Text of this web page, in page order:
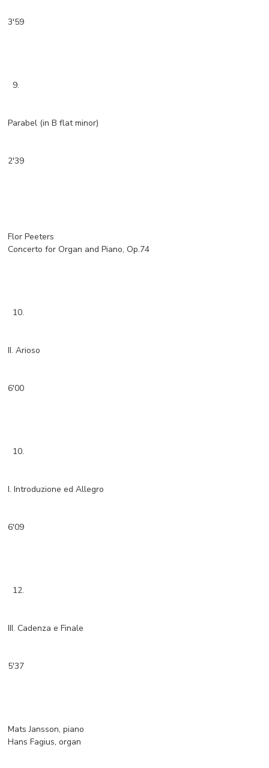
3'59
9.
Parabel (in B flat minor)
2'39
Flor Peeters
Concerto for Organ and Piano, Op.74
10.
II. Arioso
6'00
10.
I. Introduzione ed Allegro
6'09
12.
III. Cadenza e Finale
5'37
Mats Jansson, piano
Hans Fagius, organ